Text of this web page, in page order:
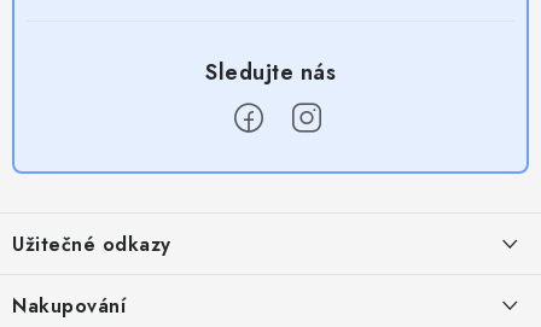
p
a
Užitečné odkazy
Nakupování